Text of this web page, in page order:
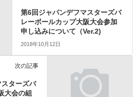
第6回ジャパンデフマスターズバ
レーボールカップ大阪大会参加
申し込みについて（Ver.2)
2018年10月12日
次の記事
ターズバ
大会の組